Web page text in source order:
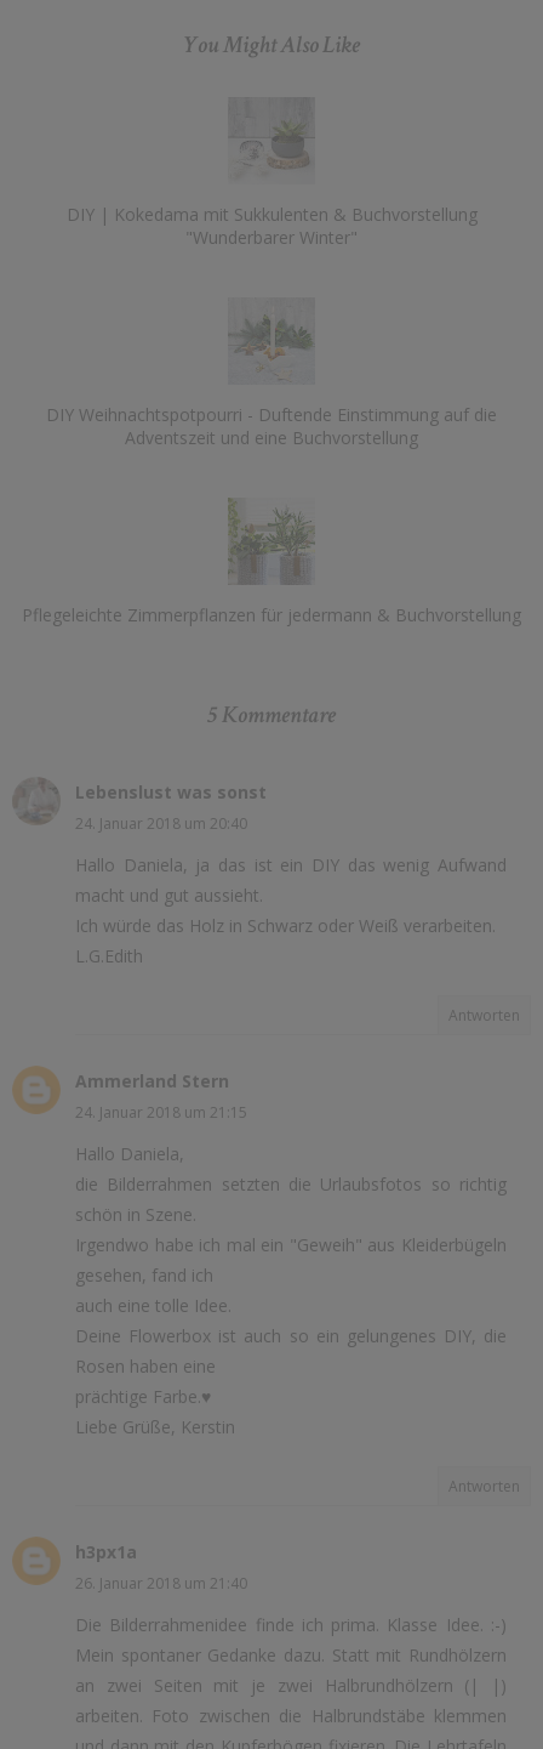
You Might Also Like
DIY | Kokedama mit Sukkulenten & Buchvorstellung
"Wunderbarer Winter"
DIY Weihnachtspotpourri - Duftende Einstimmung auf die
Adventszeit und eine Buchvorstellung
Pflegeleichte Zimmerpflanzen für jedermann & Buchvorstellung
5 Kommentare
Lebenslust was sonst
24. Januar 2018 um 20:40
Hallo Daniela, ja das ist ein DIY das wenig Aufwand
macht und gut aussieht.
Ich würde das Holz in Schwarz oder Weiß verarbeiten.
L.G.Edith
Antworten
Ammerland Stern
24. Januar 2018 um 21:15
Hallo Daniela,
die Bilderrahmen setzten die Urlaubsfotos so richtig
schön in Szene.
Irgendwo habe ich mal ein "Geweih" aus Kleiderbügeln
gesehen, fand ich
auch eine tolle Idee.
Deine Flowerbox ist auch so ein gelungenes DIY, die
Rosen haben eine
prächtige Farbe.♥
Liebe Grüße, Kerstin
Antworten
h3px1a
26. Januar 2018 um 21:40
Die Bilderrahmenidee finde ich prima. Klasse Idee. :-)
Mein spontaner Gedanke dazu. Statt mit Rundhölzern
an zwei Seiten mit je zwei Halbrundhölzern (| |)
arbeiten. Foto zwischen die Halbrundstäbe klemmen